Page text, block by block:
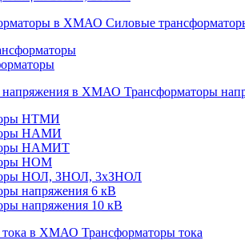
Силовые
Трансформаторы
НТМИ
НАМИ
НАМИТ
НОМ
НОЛ, ЗНОЛ, 3хЗНОЛ
напряжения 6 кВ
напряжения 10 кВ
Трансформаторы тока